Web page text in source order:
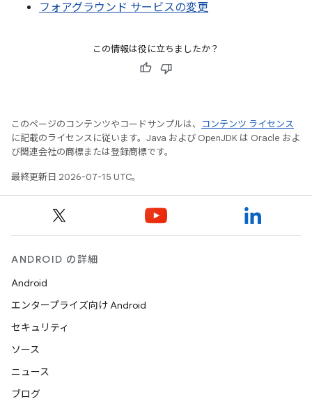
フォアグラウンド サービスの変更
この情報は役に立ちましたか？
このページのコンテンツやコードサンプルは、
コンテンツ ライセンス
に記載のライセンスに従います。Java および OpenJDK は Oracle およ
び関連会社の商標または登録商標です。
最終更新日 2026-07-15 UTC。
ANDROID の詳細
Android
エンタープライズ向け Android
セキュリティ
ソース
ニュース
ブログ